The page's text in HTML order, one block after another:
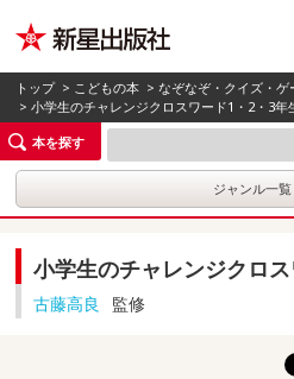
トップ > こどもの本 >なぞなぞ・クイズ・ゲ
> 小学生のチャレンジクロスワード1・2・3年
本を探す
ジャンル一覧
小学生のチャレンジクロ
古藤高良 監修